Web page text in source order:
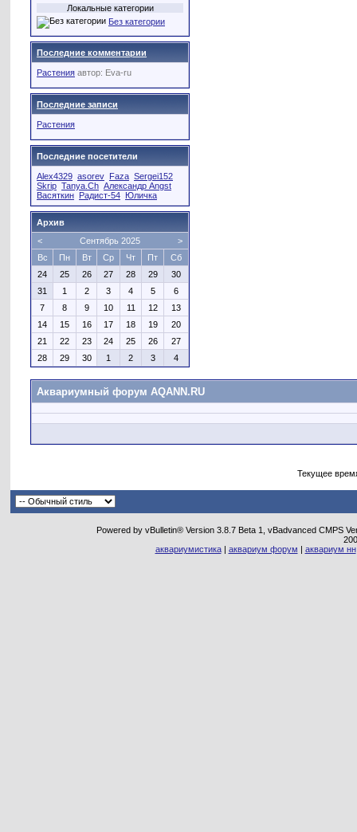
Локальные категории
Без категории
Последние комментарии
Растения автор: Eva-ru
Последние записи
Растения
Последние посетители
Alex4329 asorev Faza Sergei152
Skrip Tanya.Ch Александр Angst
Васяткин
Радист-54 Юличка
Архив
<
>
Сентябрь 2025
Вс
Пн Вт Ср Чт Пт
Сб
24
25 26 27 28 29
30
31
1 2 3 4 5
6
7
8 9 10 11 12
13
14
15 16 17 18 19
20
21
22 23 24 25 26
27
28
29 30 1 2 3 4
Аквариумный форум AQANN.RU
Текущее
Powered by vBulletin® Version 3.8.7 Beta 1, vBadvanced CMPS
аквариумистика| аквариум форум аквариум нн